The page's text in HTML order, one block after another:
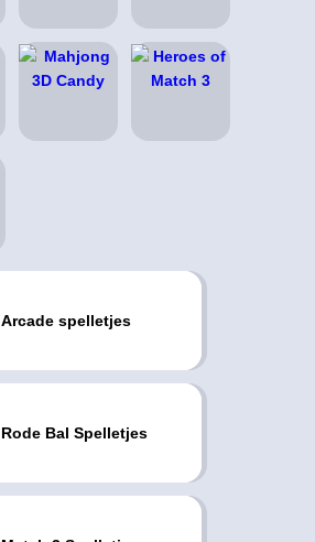
Arcade spelletjes
Rode Bal Spelletjes